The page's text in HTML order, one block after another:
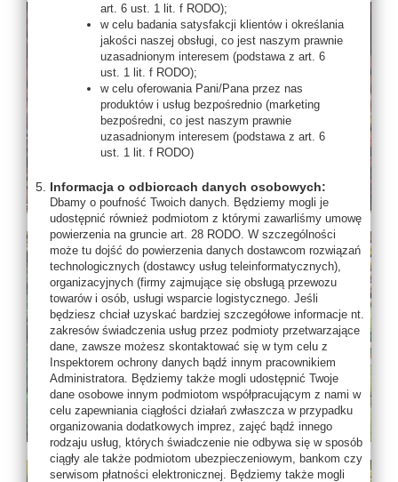
art. 6 ust. 1 lit. f RODO);
w celu badania satysfakcji klientów i określania
jakości naszej obsługi, co jest naszym prawnie
uzasadnionym interesem (podstawa z art. 6
ust. 1 lit. f RODO);
w celu oferowania Pani/Pana przez nas
produktów i usług bezpośrednio (marketing
bezpośredni, co jest naszym prawnie
uzasadnionym interesem (podstawa z art. 6
ust. 1 lit. f RODO)
Informacja o odbiorcach danych osobowych:
Dbamy o poufność Twoich danych. Będziemy mogli je
udostępnić również podmiotom z którymi zawarliśmy umowę
powierzenia na gruncie art. 28 RODO. W szczególności
może tu dojść do powierzenia danych dostawcom rozwiązań
technologicznych (dostawcy usług teleinformatycznych),
organizacyjnych (firmy zajmujące się obsługą przewozu
towarów i osób, usługi wsparcie logistycznego. Jeśli
będziesz chciał uzyskać bardziej szczegółowe informacje nt.
zakresów świadczenia usług przez podmioty przetwarzające
dane, zawsze możesz skontaktować się w tym celu z
Inspektorem ochrony danych bądź innym pracownikiem
Administratora. Będziemy także mogli udostępnić Twoje
dane osobowe innym podmiotom współpracującym z nami w
celu zapewniania ciągłości działań zwłaszcza w przypadku
organizowania dodatkowych imprez, zajęć bądź innego
rodzaju usług, których świadczenie nie odbywa się w sposób
ciągły ale także podmiotom ubezpieczeniowym, bankom czy
serwisom płatności elektronicznej. Będziemy także mogli